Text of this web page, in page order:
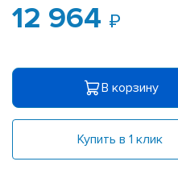
12 964
В корзину
Купить в 1 клик